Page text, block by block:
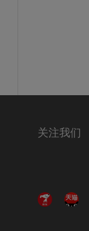
关注我们